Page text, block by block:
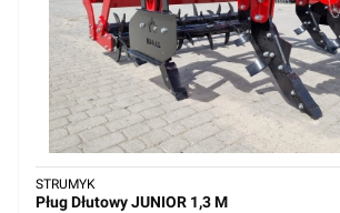
Pług Dłutowy JUNIOR 1,3 M
STRUMYK